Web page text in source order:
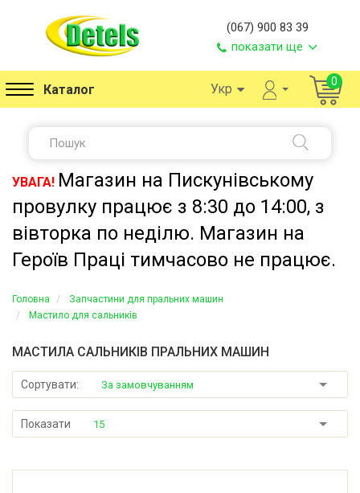
(067) 900 83 39
показати ще
Каталог Укр 0
УВАГА! Магазин на Пискунівському
провулку працює з 8:30 до 14:00, з
вівторка по неділю. Магазин на
Героїв Праці тимчасово не працює.
Головна
Запчастини для пральних машин
Мастило для сальників
МАСТИЛА САЛЬНИКІВ ПРАЛЬНИХ МАШИН
Сортувати: За замовчуванням
Показати 15